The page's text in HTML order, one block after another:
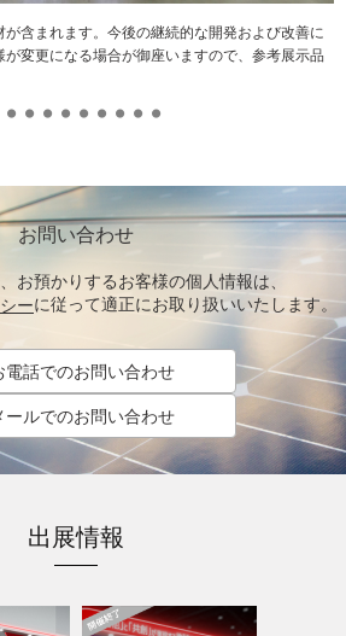
含まれます。今後の継続的な開発および改善に
変更になる場合が御座いますので、参考展示品
お問い合わせ
お預かりするお客様の個人情報は、
ーに従って適正にお取り扱いいたします。
電話でのお問い合わせ
ールでのお問い合わせ
出展情報